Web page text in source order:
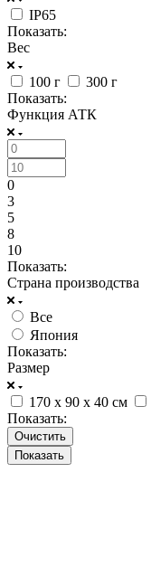
IP65
Показать:
Вес
100 г
300 г
Показать:
Функция АТК
0
3
5
8
10
Показать:
Страна производства
Все
Япония
Показать:
Размер
170 x 90 x 40 см
Показать:
Очистить